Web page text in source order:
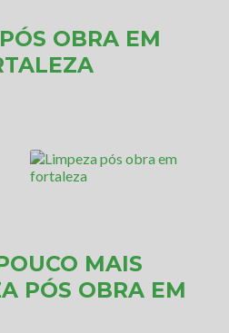
OBRA EM
MAIS
PÓS OBRA EM